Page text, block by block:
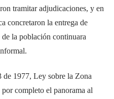
tramitar adjudicaciones, y en
concretaron la entrega de
la población continuara
de 1977, Ley sobre la Zona
completo el panorama al